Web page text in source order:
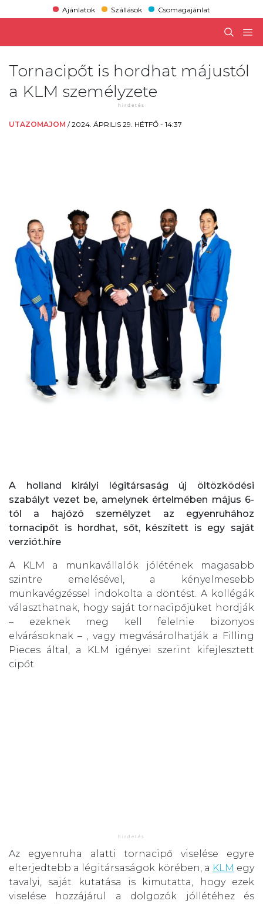
Ajánlatok Szállások Csomagajánlat
Tornacipőt is hordhat májustól
a KLM személyzete
UTAZOMAJOM /2024. ÁPRILIS 29. HÉTFŐ - 14:37
A holland királyi légitársaság új öltözködési
szabályt vezet be, amelynek értelmében május 6-
tól a hajózó személyzet az egyenruhához
tornacipőt is hordhat, sőt, készített is egy saját
verziót.híre
A KLM a munkavállalók jólétének magasabb
szintre emelésével, a kényelmesebb
munkavégzéssel indokolta a döntést. A kollégák
választhatnak, hogy saját tornacipőjüket hordják
– ezeknek meg kell felelnie bizonyos
elvárásoknak – , vagy megvásárolhatják a Filling
Pieces által, a KLM igényei szerint kifejlesztett
cipőt.
Az egyenruha alatti tornacipő viselése egyre
elterjedtebb a légitársaságok körében, a KLM egy
tavalyi, saját kutatása is kimutatta, hogy ezek
viselése hozzájárul a dolgozók jóllétéhez és